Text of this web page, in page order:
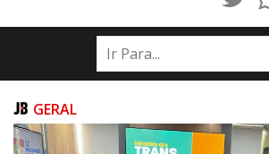
INÍCIO
NOTÍCIAS
PUBLICAÇÕES
GERAL